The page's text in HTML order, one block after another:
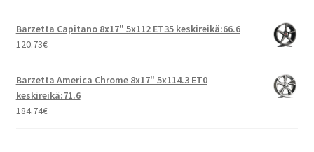
Barzetta Capitano 8x17" 5x112 ET35 keskireikä:66.6
120.73€
Barzetta America Chrome 8x17" 5x114.3 ET0
keskireikä:71.6
184.74€